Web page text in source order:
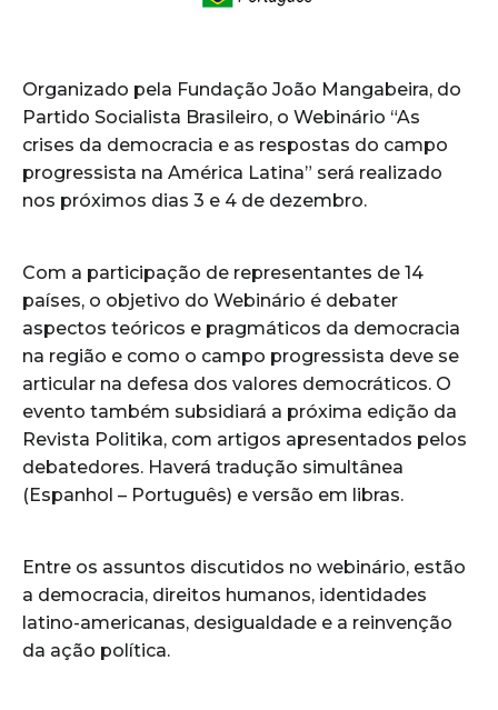
Organizado pela Fundação João Mangabeira, do
Partido Socialista Brasileiro, o Webinário “As
crises da democracia e as respostas do campo
progressista na América Latina” será realizado
nos próximos dias 3 e 4 de dezembro.
Com a participação de representantes de 14
países, o objetivo do Webinário é debater
aspectos teóricos e pragmáticos da democracia
na região e como o campo progressista deve se
articular na defesa dos valores democráticos. O
evento também subsidiará a próxima edição da
Revista Politika, com artigos apresentados pelos
debatedores. Haverá tradução simultânea
(Espanhol – Português) e versão em libras.
Entre os assuntos discutidos no webinário, estão
a democracia, direitos humanos, identidades
latino-americanas, desigualdade e a reinvenção
da ação política.